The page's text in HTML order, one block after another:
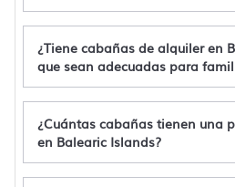
¿Tiene cabañas de alquiler en
que sean adecuadas para
¿Cuántas cabañas tienen una
en Balearic Islands?